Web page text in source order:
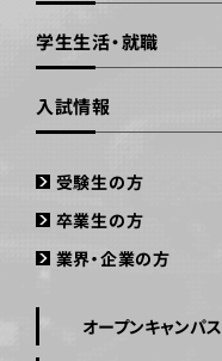
学生生活・就職
入試情報
受験生の方
卒業生の方
業界・企業の方
オープンキャンパス